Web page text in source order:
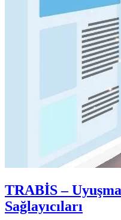
TRABİS –
Sağlayıcıları